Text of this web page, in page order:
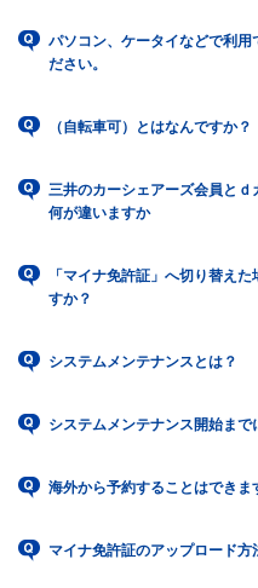
パソコン、ケータイなどで利用
ださい。
（自転車可）とはなんですか？
三井のカーシェアーズ会員と
何が違いますか
「マイナ免許証」へ切り替え
すか？
システムメンテナンスとは？
システムメンテナンス開始まで
海外から予約することはできま
マイナ免許証のアップロード方